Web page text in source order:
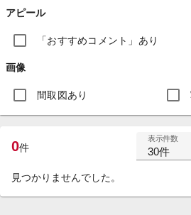
アピール
「おすすめコメント」あり
画像
間取図あり
0件
表示件数
30件
見つかりませんでした。